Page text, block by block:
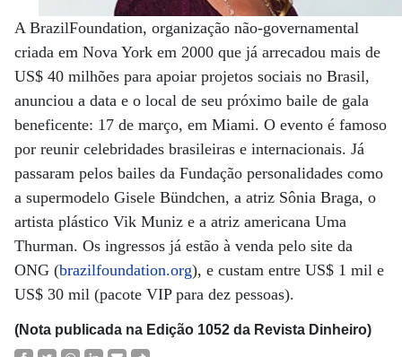
A BrazilFoundation, organização não-governamental
criada em Nova York em 2000 que já arrecadou mais de
US$ 40 milhões para apoiar projetos sociais no Brasil,
anunciou a data e o local de seu próximo baile de gala
beneficente: 17 de março, em Miami. O evento é famoso
por reunir celebridades brasileiras e internacionais. Já
passaram pelos bailes da Fundação personalidades como
a supermodelo Gisele Bündchen, a atriz Sônia Braga, o
artista plástico Vik Muniz e a atriz americana Uma
Thurman. Os ingressos já estão à venda pelo site da
ONG (brazilfoundation.org), e custam entre US$ 1 mil e
US$ 30 mil (pacote VIP para dez pessoas).
(Nota publicada na Edição 1052 da Revista Dinheiro)